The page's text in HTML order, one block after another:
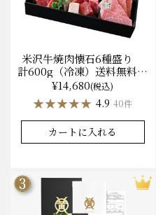
米沢牛焼肉懐石6種盛り
計600g（冷凍）送料無料
化粧箱入
¥14,680(税込)
★★★★★
★★★★★ 4.9 40件
カートに入れる